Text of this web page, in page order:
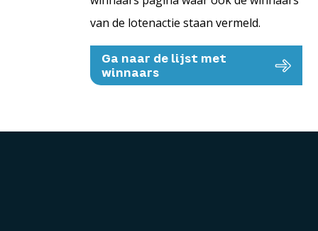
van de lotenactie staan vermeld.
Ga naar de lijst met
winnaars